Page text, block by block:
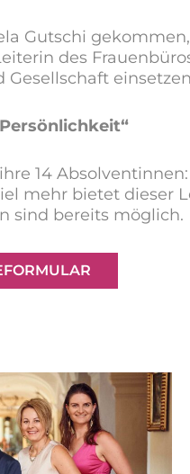
Gutschi
des
14
mehr bietet dieser
sind bereits möglich.